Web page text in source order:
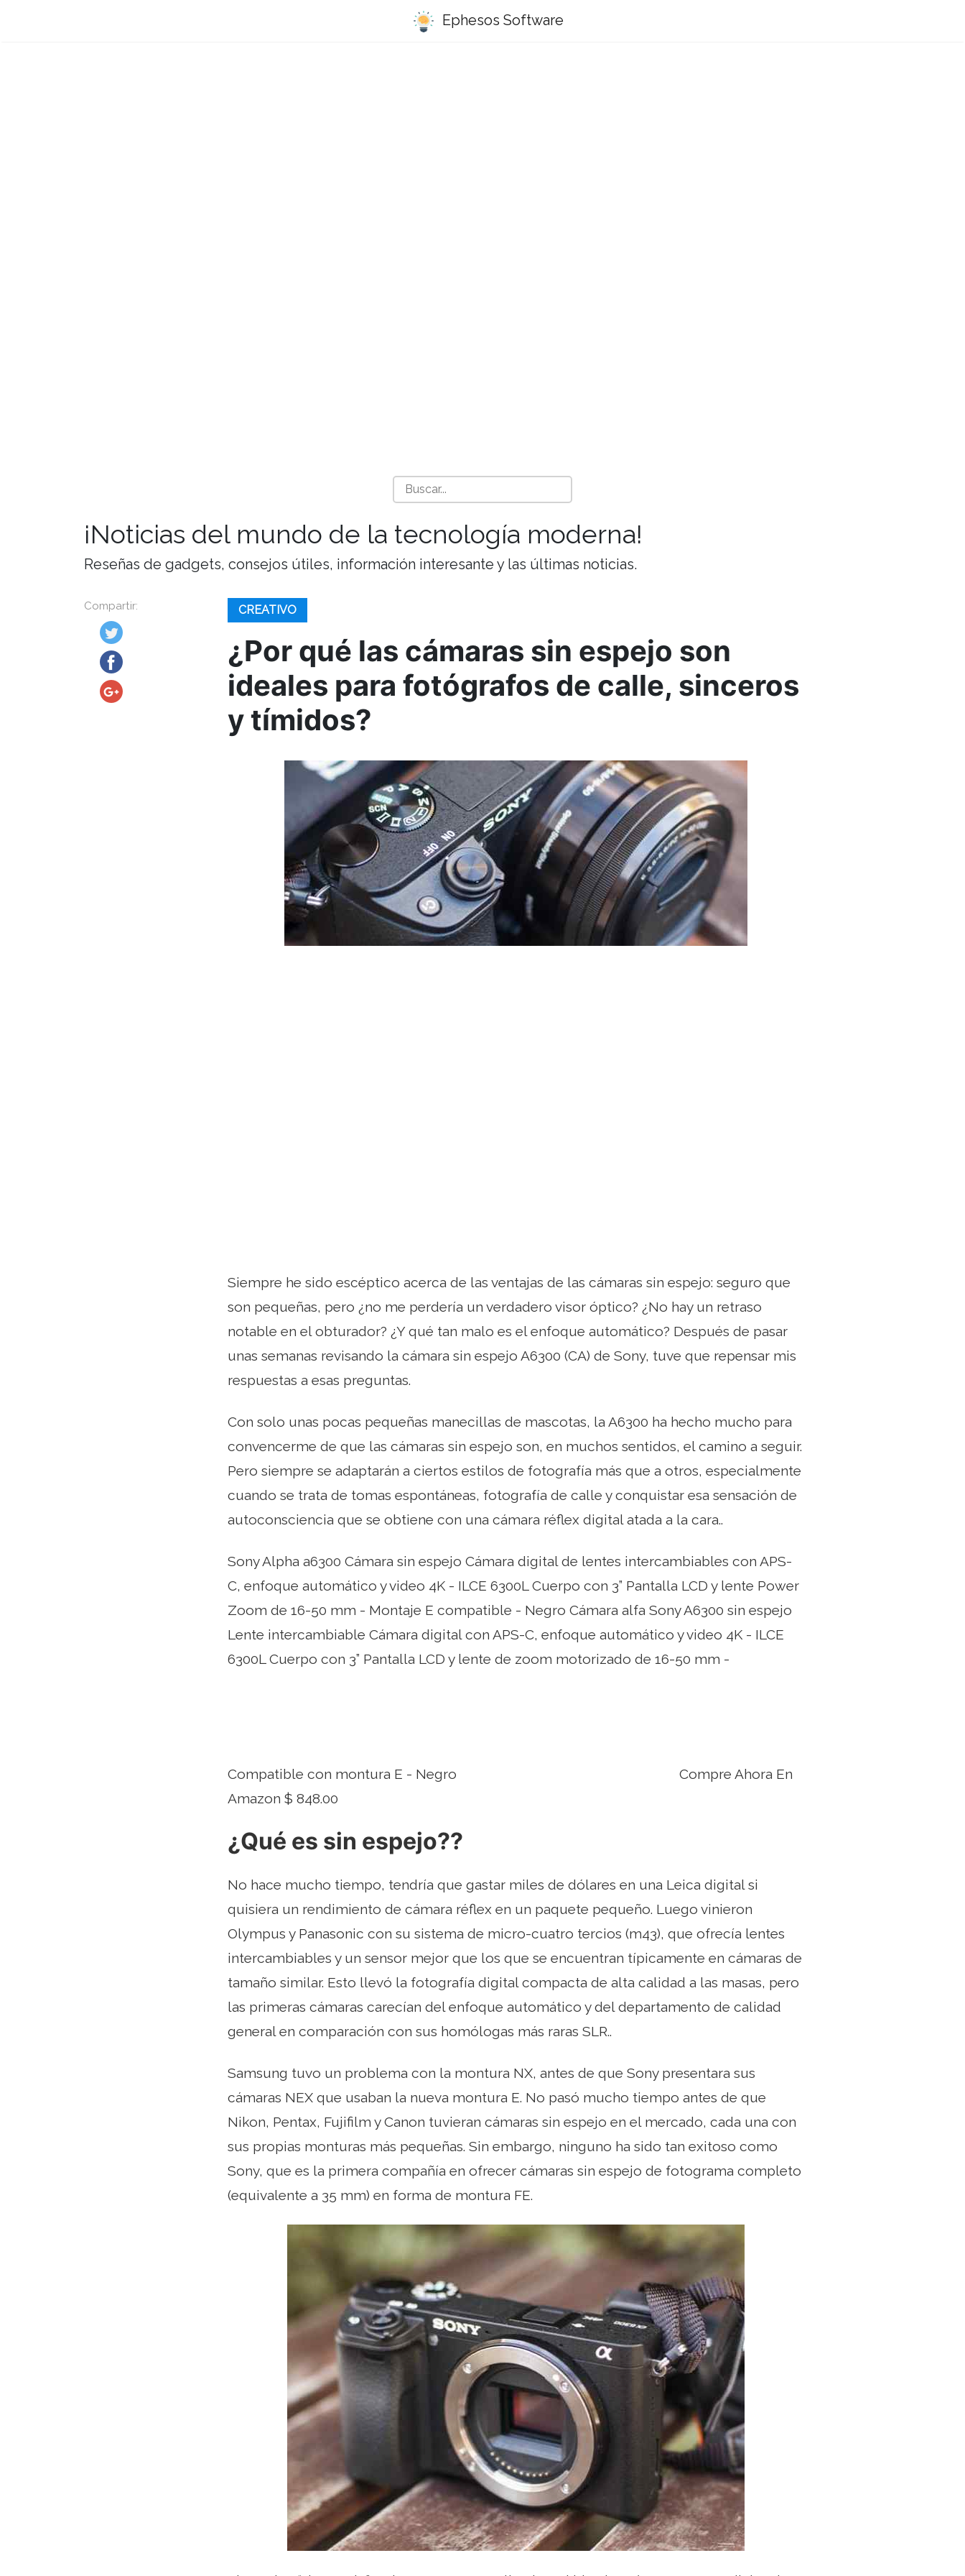
Ephesos Software
¡Noticias del mundo de la tecnología moderna!
Reseñas de gadgets, consejos útiles, información interesante y las últimas noticias.
Compartir: CREATIVO
¿Por qué las cámaras sin espejo son
ideales para fotógrafos de calle, sinceros
y tímidos?
Siempre he sido escéptico acerca de las ventajas de las cámaras sin espejo: seguro que
son pequeñas, pero ¿no me perdería un verdadero visor óptico? ¿No hay un retraso
notable en el obturador? ¿Y qué tan malo es el enfoque automático? Después de pasar
unas semanas revisando la cámara sin espejo A6300 (CA) de Sony, tuve que repensar mis
respuestas a esas preguntas.
Con solo unas pocas pequeñas manecillas de mascotas, la A6300 ha hecho mucho para
convencerme de que las cámaras sin espejo son, en muchos sentidos, el camino a seguir.
Pero siempre se adaptarán a ciertos estilos de fotografía más que a otros, especialmente
cuando se trata de tomas espontáneas, fotografía de calle y conquistar esa sensación de
autoconsciencia que se obtiene con una cámara réflex digital atada a la cara..
Sony Alpha a6300 Cámara sin espejo Cámara digital de lentes intercambiables con APS-
C, enfoque automático y video 4K - ILCE 6300L Cuerpo con 3” Pantalla LCD y lente Power
Zoom de 16-50 mm - Montaje E compatible - Negro Cámara alfa Sony A6300 sin espejo
Lente intercambiable Cámara digital con APS-C, enfoque automático y video 4K - ILCE
6300L Cuerpo con 3” Pantalla LCD y lente de zoom motorizado de 16-50 mm -
Compatible con montura E - Negro
Compre Ahora En
Amazon $ 848.00
¿Qué es sin espejo??
No hace mucho tiempo, tendría que gastar miles de dólares en una Leica digital si
quisiera un rendimiento de cámara réflex en un paquete pequeño. Luego vinieron
Olympus y Panasonic con su sistema de micro-cuatro tercios (m43), que ofrecía lentes
intercambiables y un sensor mejor que los que se encuentran típicamente en cámaras de
tamaño similar. Esto llevó la fotografía digital compacta de alta calidad a las masas, pero
las primeras cámaras carecían del enfoque automático y del departamento de calidad
general en comparación con sus homólogas más raras SLR..
Samsung tuvo un problema con la montura NX, antes de que Sony presentara sus
cámaras NEX que usaban la nueva montura E. No pasó mucho tiempo antes de que
Nikon, Pentax, Fujifilm y Canon tuvieran cámaras sin espejo en el mercado, cada una con
sus propias monturas más pequeñas. Sin embargo, ninguno ha sido tan exitoso como
Sony, que es la primera compañía en ofrecer cámaras sin espejo de fotograma completo
(equivalente a 35 mm) en forma de montura FE.